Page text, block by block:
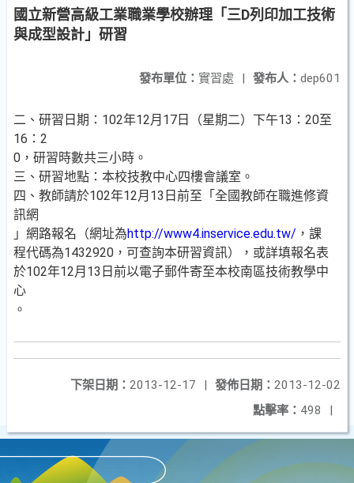
國立新營高級工業職業學校辦理「三D列印加工技術
與成型設計」研習
發布人： dep601
發布單位： 實習處 |
二、研習日期：102年12月17日（星期二）下午13：20至
16：2
0，研習時數共三小時。
三、研習地點：本校技教中心四樓會議室。
四、教師請於102年12月13日前至「全國教師在職進修資
訊網
」網路報名（網址為http://www4.inservice.edu.tw/ ，課
程代碼為1432920，可查詢本研習資訊），或詳填報名表
於102年12月13日前以電子郵件寄至本校南區技術教學中
心
。
發佈日期： 2013-12-02
下架日期： 2013-12-17
|
點擊率： 498 |